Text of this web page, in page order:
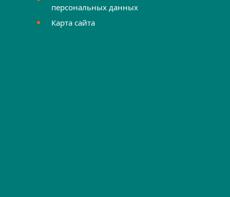
персональных данных
Карта сайта